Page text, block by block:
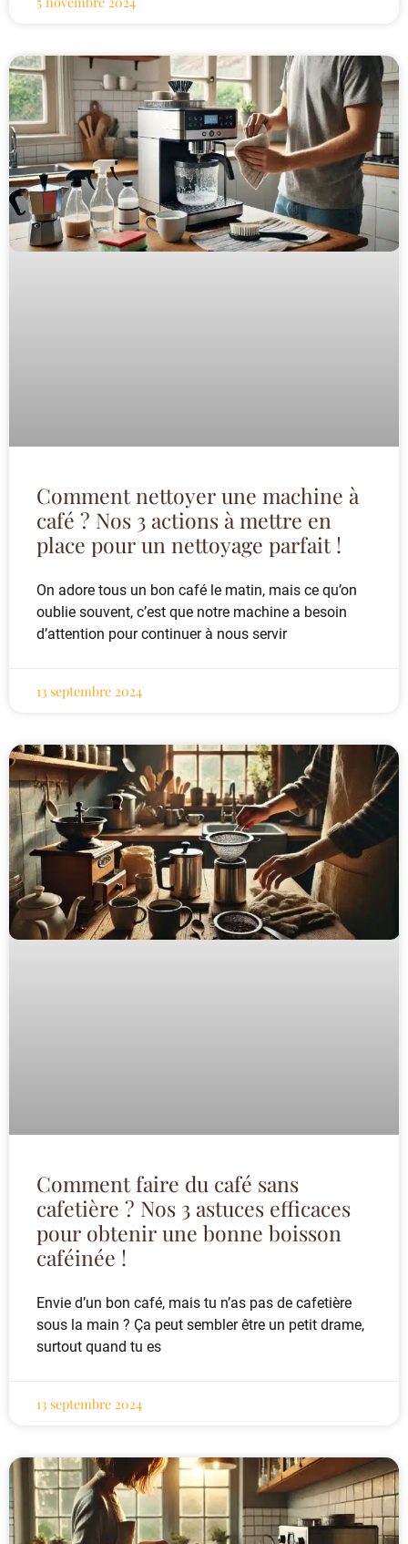
Comment nettoyer une machine à
café ? Nos 3 actions à mettre en
place pour un nettoyage parfait !
On adore tous un bon café le matin, mais ce qu’on
oublie souvent, c’est que notre machine a besoin
d’attention pour continuer à nous servir
13 septembre 2024
Comment faire du café sans
cafetière ? Nos 3 astuces efficaces
pour obtenir une bonne boisson
caféinée !
Envie d’un bon café, mais tu n’as pas de cafetière
sous la main ? Ça peut sembler être un petit drame,
surtout quand tu es
13 septembre 2024